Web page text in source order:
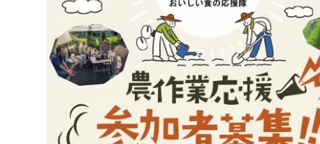
食の宝庫”京都丹波”にて「おいし
応援隊」の参加者を大募集！～農
援・ふるさとボランティア～
令和８年（2026年）5月～12月
※地区により開催日が異なります
京都丹波地域
詳細はパンフレットを確認ください
京野菜
京都 地域活性化 地域交流 体験
南丹